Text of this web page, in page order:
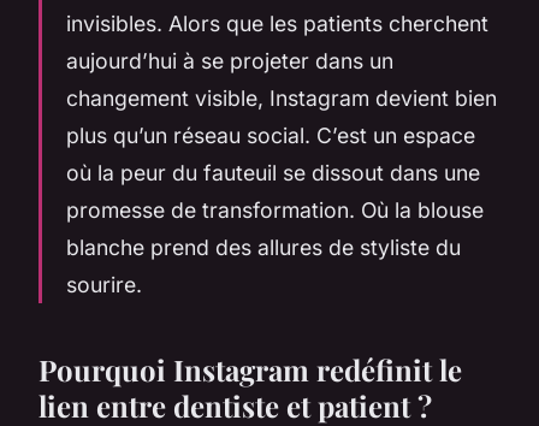
invisibles. Alors que les patients cherchent
aujourd’hui à se projeter dans un
changement visible, Instagram devient bien
plus qu’un réseau social. C’est un espace
où la peur du fauteuil se dissout dans une
promesse de transformation. Où la blouse
blanche prend des allures de styliste du
sourire.
Pourquoi Instagram redéfinit le
lien entre dentiste et patient ?